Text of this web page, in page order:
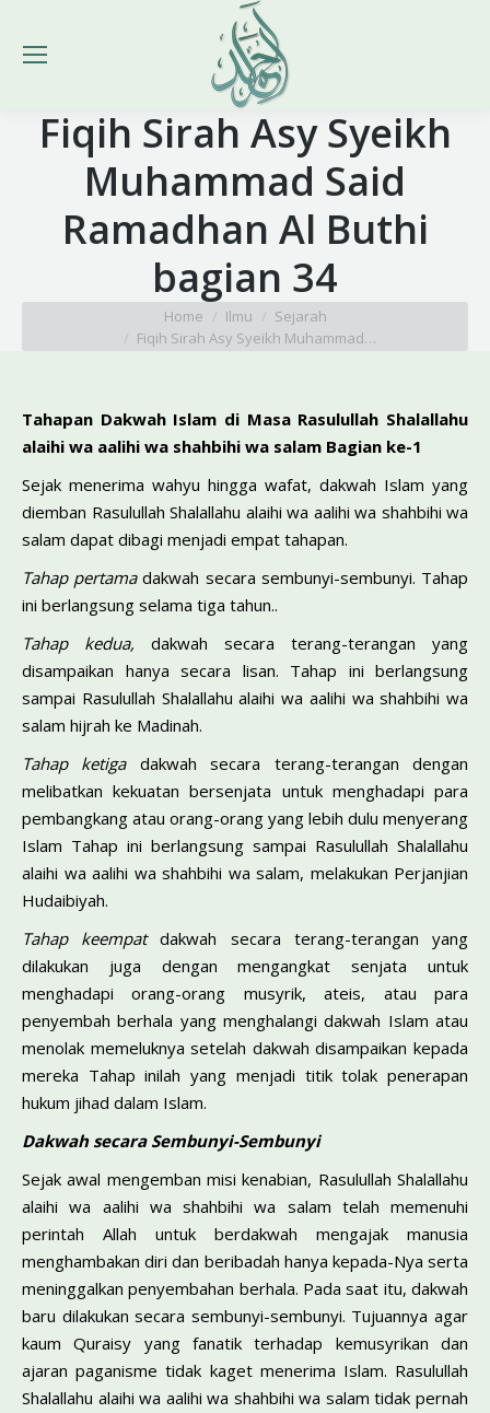
Fiqih Sirah Asy Syeikh
Muhammad Said
Ramadhan Al Buthi
bagian 34
Home Ilmu
Sejarah
Fiqih Sirah Asy Syeikh Muhammad…
Tahapan Dakwah Islam di Masa Rasulullah Shalallahu
alaihi wa aalihi wa shahbihi wa salam Bagian ke-1
Sejak menerima wahyu hingga wafat, dakwah Islam yang
diemban Rasulullah Shalallahu alaihi wa aalihi wa shahbihi wa
salam dapat dibagi menjadi empat tahapan.
Tahap pertamadakwah secara sembunyi-sembunyi. Tahap
ini berlangsung selama tiga tahun..
Tahap kedua, dakwah secara terang-terangan yang
disampaikan hanya secara lisan. Tahap ini berlangsung
sampai Rasulullah Shalallahu alaihi wa aalihi wa shahbihi wa
salam hijrah ke Madinah.
Tahap ketigadakwah secara terang-terangan dengan
melibatkan kekuatan bersenjata untuk menghadapi para
pembangkang atau orang-orang yang lebih dulu menyerang
Islam Tahap ini berlangsung sampai Rasulullah Shalallahu
alaihi wa aalihi wa shahbihi wa salam, melakukan Perjanjian
Hudaibiyah.
Tahap keempatdakwah secara terang-terangan yang
dilakukan juga dengan mengangkat senjata untuk
menghadapi orang-orang musyrik, ateis, atau para
penyembah berhala yang menghalangi dakwah Islam atau
menolak memeluknya setelah dakwah disampaikan kepada
mereka Tahap inilah yang menjadi titik tolak penerapan
hukum jihad dalam Islam.
Dakwah secara Sembunyi-Sembunyi
Sejak awal mengemban misi kenabian, Rasulullah Shalallahu
alaihi wa aalihi wa shahbihi wa salam telah memenuhi
perintah Allah untuk berdakwah mengajak manusia
menghambakan diri dan beribadah hanya kepada-Nya serta
meninggalkan penyembahan berhala. Pada saat itu, dakwah
baru dilakukan secara sembunyi-sembunyi. Tujuannya agar
kaum Quraisy yang fanatik terhadap kemusyrikan dan
ajaran paganisme tidak kaget menerima Islam. Rasulullah
Shalallahu alaihi wa aalihi wa shahbihi wa salam tidak pernah